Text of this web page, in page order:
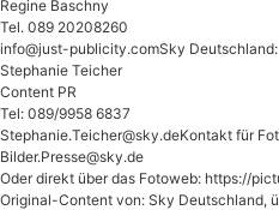
Regine Baschny
Tel. 089 20208260
info@just-publicity.comSky Deutschland:
Stephanie Teicher
Content PR
Tel: 089/9958 6837
Stephanie.Teicher@sky.deKontakt für
Bilder.Presse@sky.de
Oder direkt über das Fotoweb: https://
Original-Content von: Sky Deutschland,